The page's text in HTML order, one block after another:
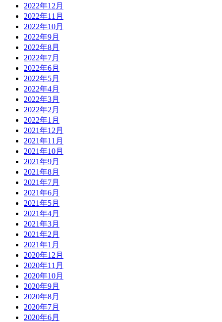
2022年12月
2022年11月
2022年10月
2022年9月
2022年8月
2022年7月
2022年6月
2022年5月
2022年4月
2022年3月
2022年2月
2022年1月
2021年12月
2021年11月
2021年10月
2021年9月
2021年8月
2021年7月
2021年6月
2021年5月
2021年4月
2021年3月
2021年2月
2021年1月
2020年12月
2020年11月
2020年10月
2020年9月
2020年8月
2020年7月
2020年6月